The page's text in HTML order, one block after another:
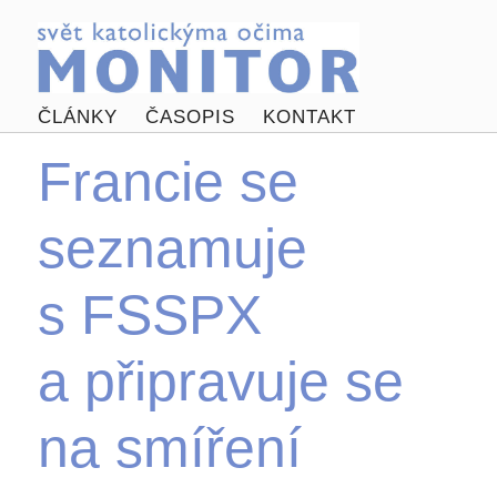
ČLÁNKY ČASOPIS KONTAKT
Francie se
seznamuje
s FSSPX
a připravuje se
na smíření